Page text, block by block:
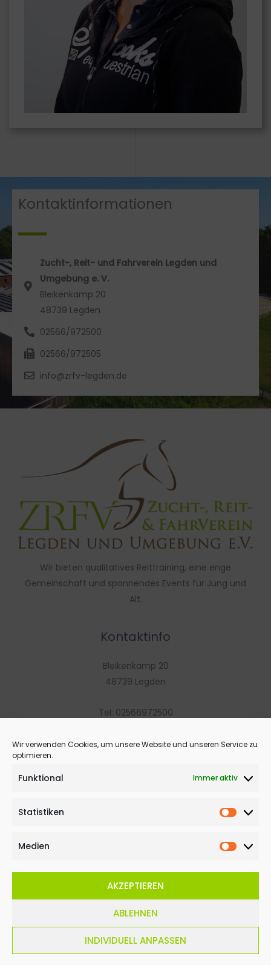
Wir verwenden Cookies, um unsere Website und unseren Service zu
optimieren.
Funktional Immer aktiv
Statistiken
Medien
Medien
AKZEPTIEREN
ABLEHNEN
INDIVIDUELL ANPASSEN
Kontaktinformationen
Zucht-, Reit- und Fahrverein Legden und
Umgebung e. V.
Bleikenkamp 20
48739 Legden
02566/972500
02566/972505
info@zrfv-legden.de
Wir bieten qualitatives Reittraining, eine enge
Gemeinschaft und spannendes Events für Jung und
Alt.
Kontaktinfo
Bleikenkamp 20
48739 Legden
Tel: 02566972500
Copyright © 2026 ZRFV Legden e.V.